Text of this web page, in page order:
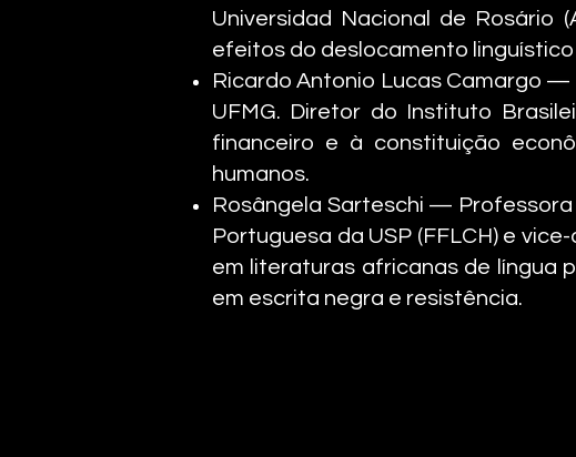
Universidad Nacional de Rosário
efeitos do deslocamento
Ricardo Antonio Lucas Camargo —
UFMG. Diretor do Instituto
financeiro e à constituição
humanos.
Rosângela Sarteschi —
Portuguesa da USP (FFLCH) e
em literaturas africanas de língua
em escrita negra e resistência.